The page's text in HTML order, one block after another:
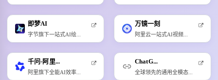
即梦AI
字节旗下一站式AI绘...
万镜一刻
阿里云一站式AI视频...
千问-阿里...
阿里旗下全能AI效率...
ChatG...
全球领先的通用全模态...